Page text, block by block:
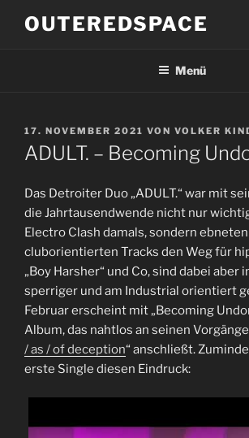
InhaltOUTEREDSPACE
Menü
VERÖFFENTLICHT
AM
17. NOVEMBER 2021 VON VOLKER
ADULT. – Becoming
Das Detroiter Duo „ADULT.“ war mit
die Jahrtausendwende nicht nur
Electro Clash damals, sondern
cluborientierten Tracks den Weg für
„Boy Harsher“ und Co, sind dabei aber
sperriger und am Industrial orientiert
Februar erscheint mit „Becoming
Album, das nahtlos an seinen
/ as / of deception“ anschließt.
erste Single diesen Eindruck: